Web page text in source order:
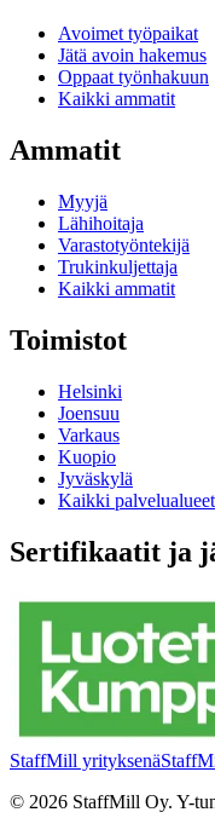
Avoimet työpaikat
Jätä avoin hakemus
Oppaat työnhakuun
Kaikki ammatit
Ammatit
Myyjä
Lähihoitaja
Varastotyöntekijä
Trukinkuljettaja
Kaikki ammatit
Toimistot
Helsinki
Joensuu
Varkaus
Kuopio
Jyväskylä
Kaikki palvelualueet
Sertifikaatit ja
StaffMill yrityksenä
© 2026 StaffMill Oy. Y-